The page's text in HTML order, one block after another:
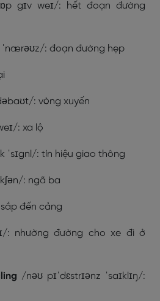
gɪv weɪ/: hết đoạn đường
: đoạn đường hẹp
: vòng xuyến
: xa lộ
ˈsɪgnl/: tín hiệu giao thông
: ngã ba
sắp đến cảng
: nhường đường cho xe đi ở
/nəʊ pɪˈdɛstrɪənz ˈsaɪklɪŋ/: